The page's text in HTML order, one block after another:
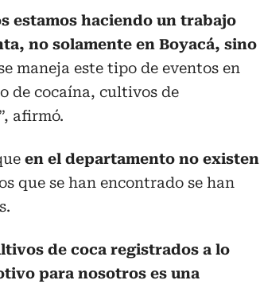
estamos haciendo un trabajo
no solamente en Boyacá, sino
maneja este tipo de eventos en
de cocaína, cultivos de
afirmó.
en el departamento no existen
que se han encontrado se han
de coca registrados a lo
para nosotros es una